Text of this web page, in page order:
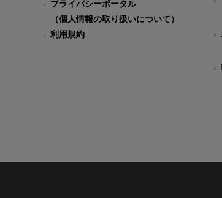
プライバシーポータル
（個人情報の取り扱いについて）
利用規約